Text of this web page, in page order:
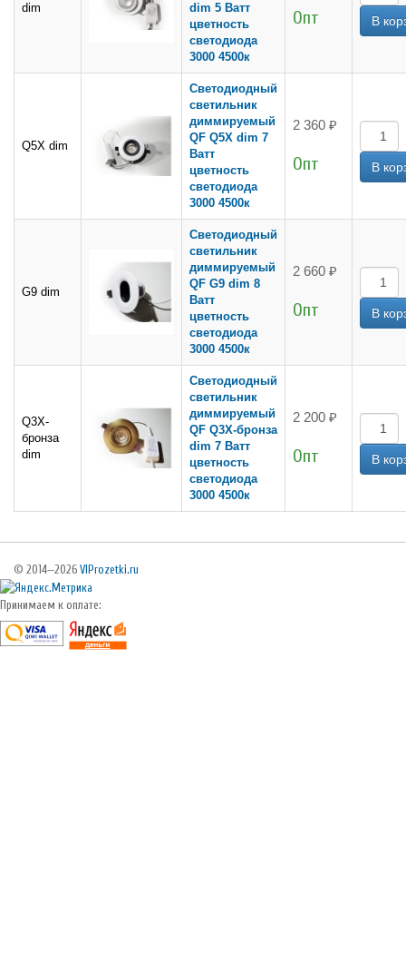
dim
dim 5 Ватт
цветность
светодиода
3000 4500к
Опт
Q5X dim
Светодиодный
светильник
диммируемый
QF Q5X dim 7
Ватт
цветность
светодиода
3000 4500к
2 360 ₽
Опт
G9 dim
Светодиодный
светильник
диммируемый
QF G9 dim 8
Ватт
цветность
светодиода
3000 4500к
2 660 ₽
Опт
Q3X-
бронза
dim
Светодиодный
светильник
диммируемый
QF Q3X-бронза
dim 7 Ватт
цветность
светодиода
3000 4500к
2 200 ₽
Опт
© 2014—2026 VIProzetki.ru
Принимаем к оплате: